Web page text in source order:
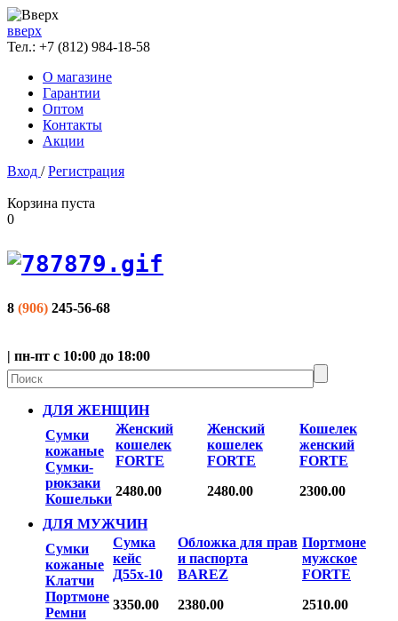
вверх
Тел.: +7 (812) 984-18-58
О магазине
Гарантии
Оптом
Контакты
Акции
Вход /Регистрация
Корзина пуста
0
8 (906) 245-56-68
| пн-пт с 10:00 до 18:00
ДЛЯ ЖЕНЩИН
Сумки
кожаные
Сумки-
рюкзаки
Кошельки
Женский
кошелек
FORTE
2480.00
Женский
кошелек
FORTE
2480.00
Кошелек
женский
FORTE
2300.00
ДЛЯ МУЖЧИН
Сумки
кожаные
Клатчи
Портмоне
Ремни
Сумка
кейс
Д55х-10
3350.00
Обложка для прав
и паспорта
BAREZ
2380.00
Портмоне
мужское
FORTE
2510.00